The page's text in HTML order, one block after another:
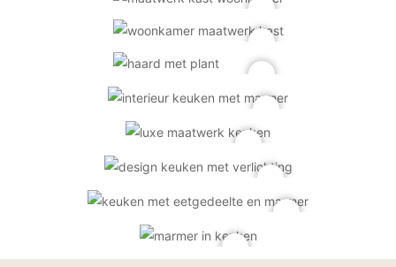
Natuursteen en keramiek
Schilderwerk